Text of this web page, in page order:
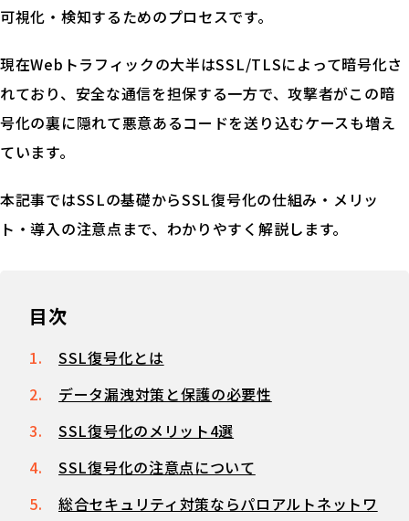
可視化・検知するためのプロセスです。
現在Webトラフィックの大半はSSL/TLSによって暗号化さ
れており、安全な通信を担保する一方で、攻撃者がこの暗
号化の裏に隠れて悪意あるコードを送り込むケースも増え
ています。
本記事ではSSLの基礎からSSL復号化の仕組み・メリッ
ト・導入の注意点まで、わかりやすく解説します。
目次
SSL復号化とは
データ漏洩対策と保護の必要性
SSL復号化のメリット4選
SSL復号化の注意点について
総合セキュリティ対策ならパロアルトネットワ